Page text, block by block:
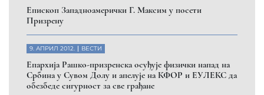
Eпископ Западноамерички Г. Максим у посети
Призрену
9. АПРИЛ 2012. ВЕСТИ
Eпархија Рашко-призренска осуђује физички напад на
Србина у Сувом Долу и апелује на КФОР и ЕУЛЕКС да
обезбеде сигурност за све грађане